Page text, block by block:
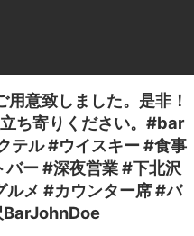
意致しました。是非！
ち寄りください。#bar
ル #ウイスキー #食事
ー #深夜営業 #下北沢
メ #カウンター席 #バ
BarJohnDoe